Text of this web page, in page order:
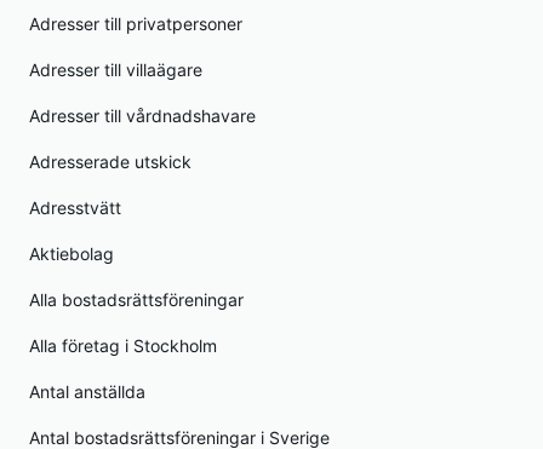
Adresser till privatpersoner
Adresser till villaägare
Adresser till vårdnadshavare
Adresserade utskick
Adresstvätt
Aktiebolag
Alla bostadsrättsföreningar
Alla företag i Stockholm
Antal anställda
Antal bostadsrättsföreningar i Sverige